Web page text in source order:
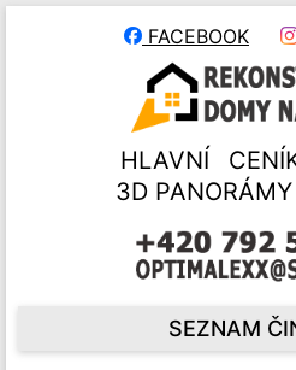
FACEBOOK
HLAVNÍ
3D PANORÁMY
SEZNAM